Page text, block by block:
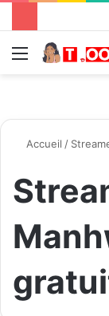
Menu
Accueil /